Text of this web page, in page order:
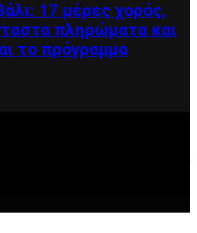
17 μέρες χορός,
πληρώματα και
το πρόγραμμα